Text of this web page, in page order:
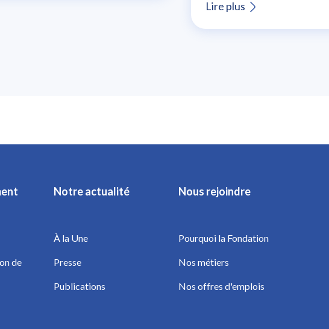
Lire plus
de
Notre actualité
À la Une
Presse
Publications
Nous rejoindre
Pourquoi la Fondation
Nos métiers
Nos offres d'emplois